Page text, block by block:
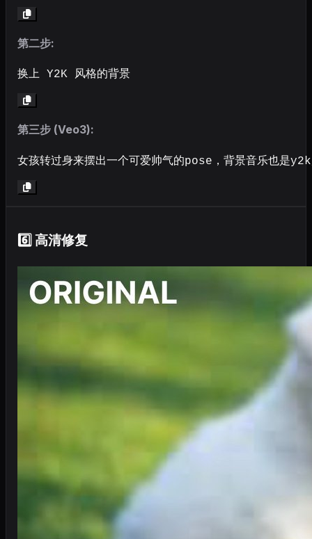
第二步:
换上 Y2K 风格的背景
第三步 (Veo3):
女孩转过身来摆出一个可爱帅气的pose，背景音乐也是
6️⃣ 高清修复